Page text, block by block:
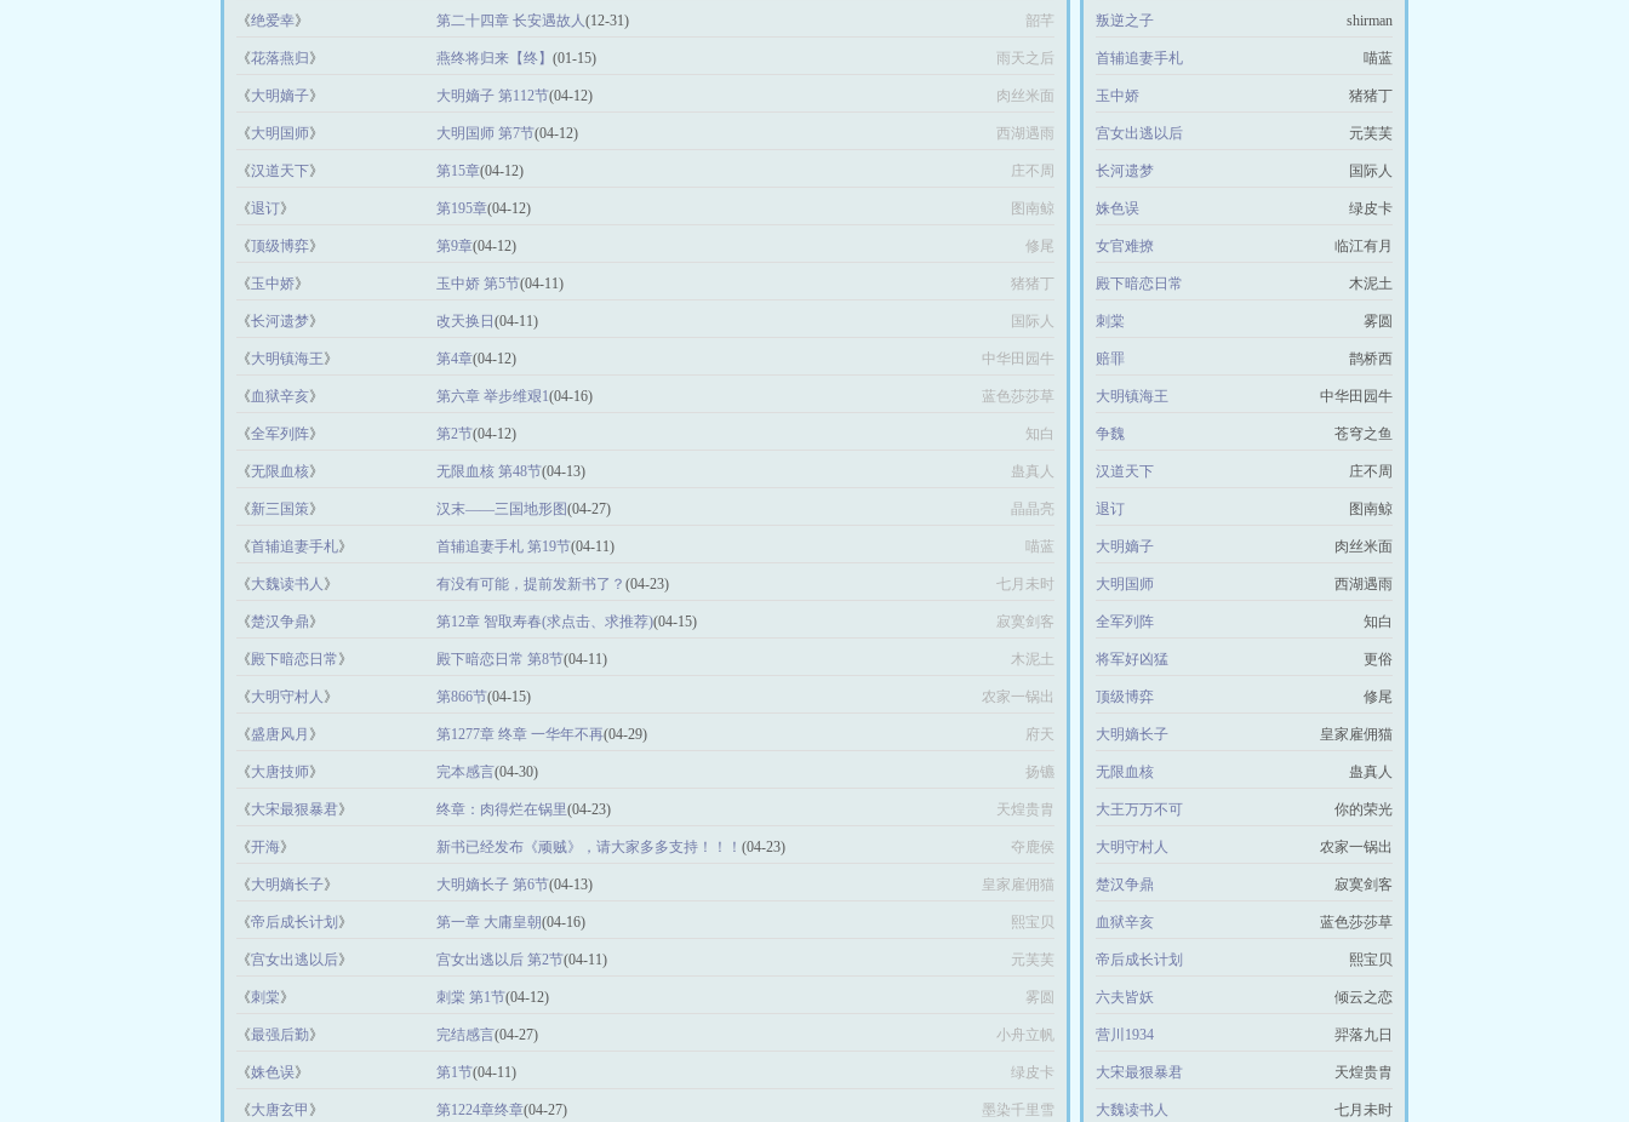
《绝爱幸》 第二十四章 长安遇故人(12-31) 韶芊
《花落燕归》 燕终将归来【终】 (01-15) 雨天之后
《大明嫡子》 大明嫡子 第112节(04-12) 肉丝米面
《大明国师》 大明国师 第7节(04-12) 西湖遇雨
《汉道天下》 第15章(04-12) 庄不周
《退订》 第195章(04-12) 图南鲸
《顶级博弈》 第9章(04-12) 修尾
《玉中娇》 玉中娇 第5节(04-11) 猪猪丁
《长河遗梦》 改天换日 (04-11) 国际人
《大明镇海王》 第4章(04-12) 中华田园牛
《血狱辛亥》 第六章 举步维艰1(04-16) 蓝色莎莎草
《全军列阵》 第2节(04-12) 知白
《无限血核》 无限血核 第48节(04-13) 蛊真人
《新三国策》 汉末——三国地形图(04-27) 晶晶亮
《首辅追妻手札》 首辅追妻手札 第19节(04-11) 喵蓝
《大魏读书人 》 有没有可能，提前发新书了？ (04-23) 七月未时
《楚汉争鼎》 第12章 智取寿春(求点击、求推荐)(04-15) 寂寞剑客
《 殿下暗恋日常》 殿下暗恋日常 第8节(04-11) 木泥土
《大明守村人 》 第866节(04-15) 农家一锅出
《盛唐风月 》 第1277章 终章 一华年不再(04-29) 府天
《大唐技师》 完本感言(04-30) 扬镳
《大宋最狠暴君》 终章：肉得烂在锅里(04-23) 天煌贵胄
《开海》 新书已经发布《顽贼》，请大家多多支持！！！ (04-23) 夺鹿侯
《大明嫡长子》 大明嫡长子 第6节(04-13) 皇家雇佣猫
《帝后成长计划 》 第一章 大庸皇朝(04-16) 熙宝贝
《宫女出逃以后》 宫女出逃以后 第2节(04-11) 元芙芙
《刺棠》 刺棠 第1节(04-12) 雾圆
《最强后勤》 完结感言(04-27) 小舟立帆
《姝色误》 第1节(04-11) 绿皮卡
《大唐玄甲 》 第1224章终章(04-27) 墨染千里雪
叛逆之子 shirman
首辅追妻手札 喵蓝
玉中娇 猪猪丁
宫女出逃以后 元芙芙
长河遗梦 国际人
姝色误 绿皮卡
女官难撩 临江有月
殿下暗恋日常 木泥土
刺棠 雾圆
赔罪 鹊桥西
大明镇海王 中华田园牛
争魏 苍穹之鱼
汉道天下 庄不周
退订 图南鲸
大明嫡子 肉丝米面
大明国师 西湖遇雨
全军列阵 知白
将军好凶猛 更俗
顶级博弈 修尾
大明嫡长子 皇家雇佣猫
无限血核 蛊真人
大王万万不可 你的荣光
大明守村人 农家一锅出
楚汉争鼎 寂寞剑客
血狱辛亥 蓝色莎莎草
帝后成长计划 熙宝贝
六夫皆妖 倾云之恋
营川1934 羿落九日
大宋最狠暴君 天煌贵胄
大魏读书人 七月未时